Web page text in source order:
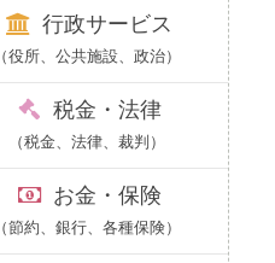
行政サービス
（役所、公共施設、政治）
税金・法律
（税金、法律、裁判）
お金・保険
（節約、銀行、各種保険）